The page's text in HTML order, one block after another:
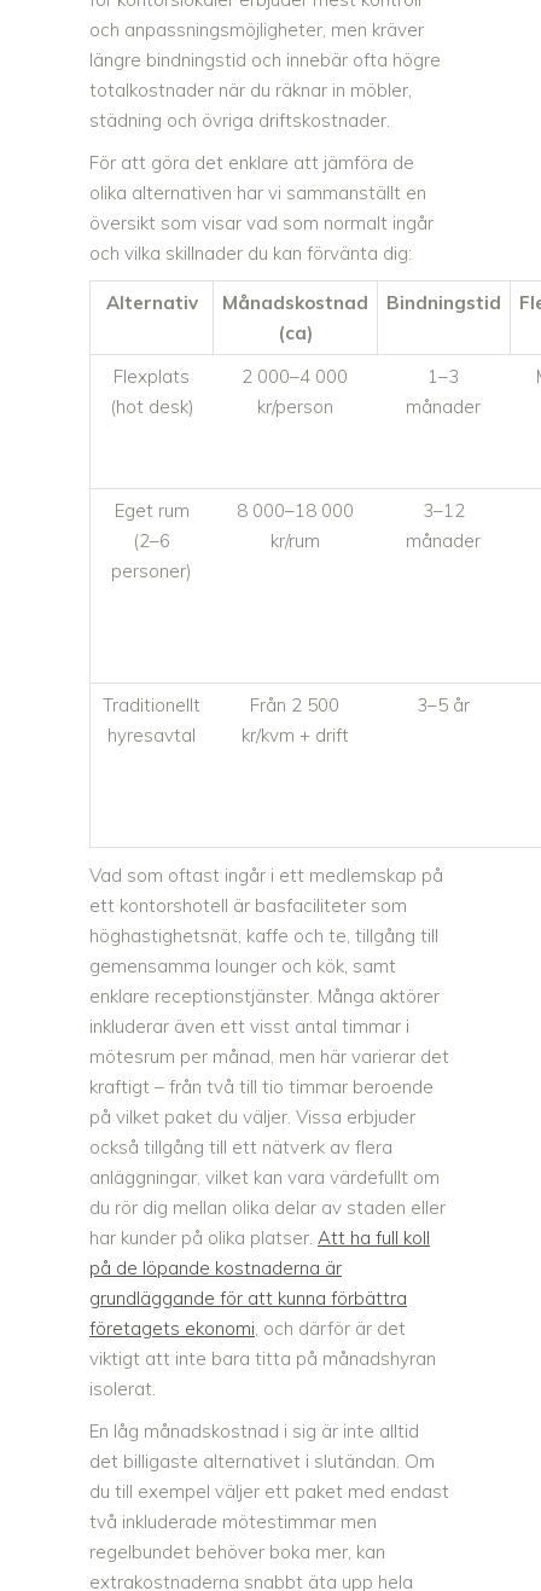
och anpassningsmöjligheter, men kräver
längre bindningstid och innebär ofta högre
totalkostnader när du räknar in möbler,
städning och övriga driftskostnader.
För att göra det enklare att jämföra de
olika alternativen har vi sammanställt en
översikt som visar vad som normalt ingår
och vilka skillnader du kan förvänta dig:
Alternativ
Månadskostnad
(ca)
Bindningstid
Flexplats
(hot desk)
2 000–4 000
kr/person
1–3
månader
Eget rum
(2–6
personer)
8 000–18 000
kr/rum
3–12
månader
Traditionellt
hyresavtal
Från 2 500
kr/kvm + drift
3–5 år
Vad som oftast ingår i ett medlemskap på
ett kontorshotell är basfaciliteter som
höghastighetsnät, kaffe och te, tillgång till
gemensamma lounger och kök, samt
enklare receptionstjänster. Många aktörer
inkluderar även ett visst antal timmar i
mötesrum per månad, men här varierar det
kraftigt – från två till tio timmar beroende
på vilket paket du väljer. Vissa erbjuder
också tillgång till ett nätverk av flera
anläggningar, vilket kan vara värdefullt om
du rör dig mellan olika delar av staden eller
har kunder på olika platser. Att ha full koll
på de löpande kostnaderna är
grundläggande för att kunna förbättra
företagets ekonomi, och därför är det
viktigt att inte bara titta på månadshyran
isolerat.
En låg månadskostnad i sig är inte alltid
det billigaste alternativet i slutändan. Om
du till exempel väljer ett paket med endast
två inkluderade mötestimmar men
regelbundet behöver boka mer, kan
extrakostnaderna snabbt äta upp hela